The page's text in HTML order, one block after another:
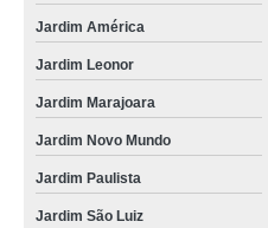
Jardim América
Jardim Leonor
Jardim Marajoara
Jardim Novo Mundo
Jardim Paulista
Jardim São Luiz